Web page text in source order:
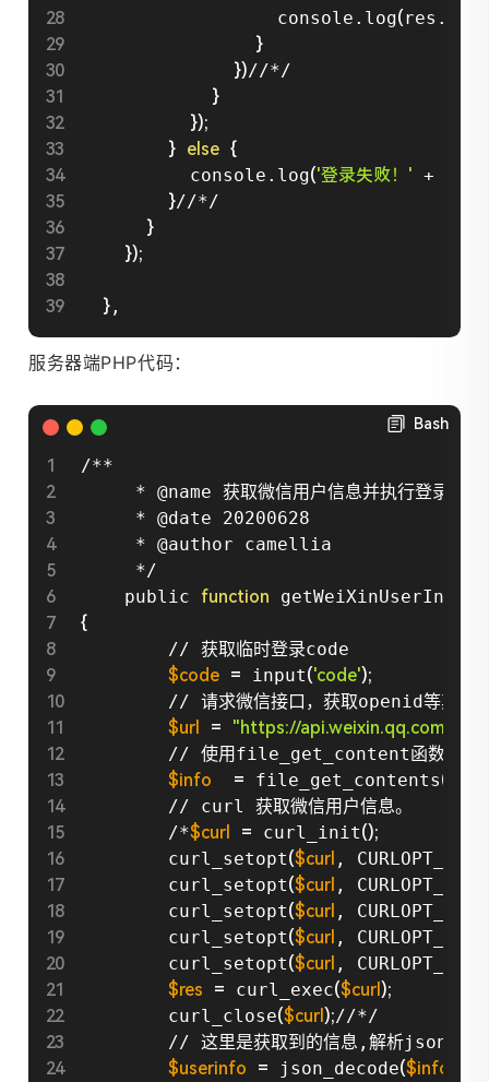
                  console.log
(
}
})//*/
}
});
} else {
          console.log
('登录失败！' +
}//*/
}
});
} ,
服务器端PHP代码：
Bash
/**
* @name 获取微信用户信息并执行登录/注
     * @date 20200628
     * @author camellia
     */
    public
function getWeiXinUserInfo
{
        // 获取临时登录code
$code = input('code');
// 请求微信接口，获取openid等其他
$url
=
"https://api.weixin.qq.com/
// 使用file_get_content函数获取
$info
= file_get_contents(
        // curl 获取微信用户信息。
        /*
$curl = curl_init();
        curl_setopt
($curl ,
        curl_setopt
($curl ,
        curl_setopt
($curl ,
        curl_setopt
($curl ,
        curl_setopt
($curl ,
$res
= curl_exec($curl );
        curl_close
($curl );//*/
        // 这里是获取到的信息,解析json
$userinfo
= json_decode($info